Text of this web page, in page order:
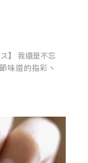
】 我還是不忘
味道的指彩ヽ